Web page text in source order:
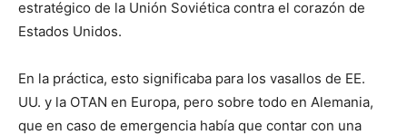
estratégico de la Unión Soviética contra el corazón de
Estados Unidos.
En la práctica, esto significaba para los vasallos de EE.
UU. y la OTAN en Europa, pero sobre todo en Alemania,
que en caso de emergencia había que contar con una